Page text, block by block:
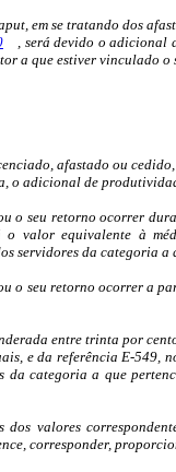
em se tratando dos
, será devido o adicional
a que estiver vinculado
afastado ou
o adicional de
o seu retorno ocorrer
valor equivalente à
servidores da categoria a
o seu retorno ocorrer a
entre trinta por
e da referência E-549,
categoria a que
dos valores
corresponder,